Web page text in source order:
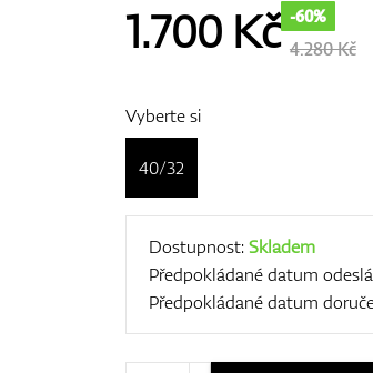
1.700Kč -60%
4.280 Kč
Vyberte si
40/32
Dostupnost:Skladem
Předpokládané datum
Předpokládané datum